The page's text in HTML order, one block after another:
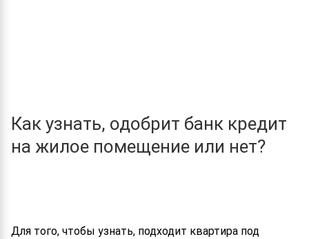
Как узнать, одобрит банк кредит
на жилое помещение или нет?
Для того, чтобы узнать, подходит квартира под